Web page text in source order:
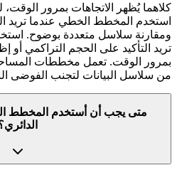
كلاهما يُظهر الاتجاهات بمرور
استخدم المخطط الخطي عندما تريد
ومقارنة سلاسل متعددة بوضوح.
تريد التأكيد على الحجم التراكمي أو
بمرور الوقت. تعمل مخططات
من سلاسل البيانات لتجنب الفوضى
متى يجب أن أستخدم المخطط